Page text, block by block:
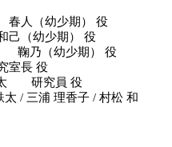
春人（幼少期） 役
己（幼少期） 役
鞠乃（幼少期） 役
室長 役
太 研究員 役
/ 三浦 理香子 / 村松 和